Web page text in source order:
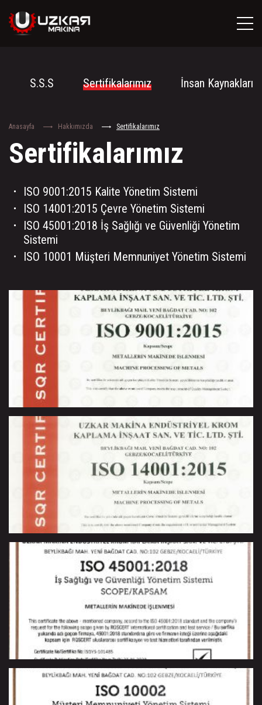
S.S.S Sertifikalarımız İnsan Kaynakları
Anasayfa Hakkımızda Sertifikalarımız
Sertifikalarımız
ISO 9001:2015 Kalite Yönetim Sistemi
ISO 14001:2015 Çevre Yönetim Sistemi
ISO 45001:2018 İş Sağlığı ve Güvenliği Yönetim
Sistemi
ISO 10001 Müşteri Memnuniyet Yönetim Sistemi
ISO 90001 : 2015 - Kalite Yönetim Sistemi
İso 14001 : 2015 Çevre Yönetim Sistemi
ISO 45001 : 2018 - İş Sağlığı ve Güvenliği Yönetim Sistemi
ISO 10002 - Müşteri Memnuniyet Yönetim Sistemi